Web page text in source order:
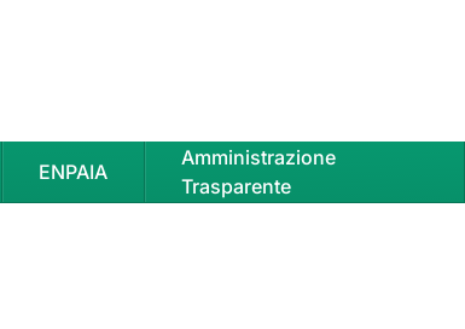
ENPAIA
Amministrazione
Trasparente